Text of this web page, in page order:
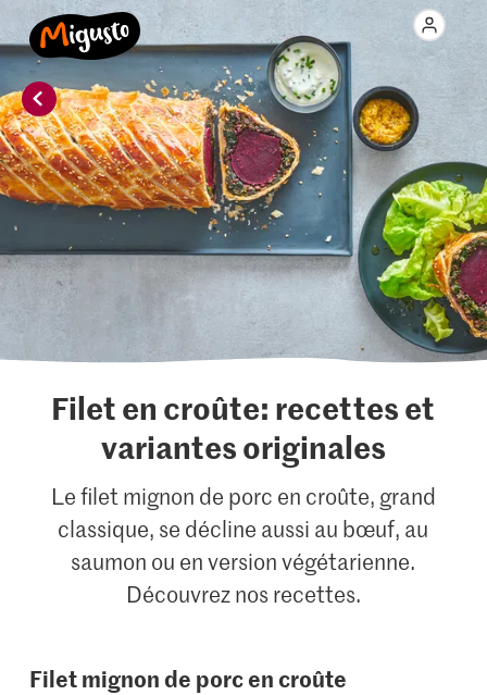
Filet en croûte: recettes et
variantes originales
Le filet mignon de porc en croûte, grand
classique, se décline aussi au bœuf, au
saumon ou en version végétarienne.
Découvrez nos recettes.
Filet mignon de porc en croûte